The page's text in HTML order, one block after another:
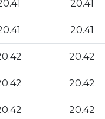
20.41
20.41
20.42
20.42
20.42